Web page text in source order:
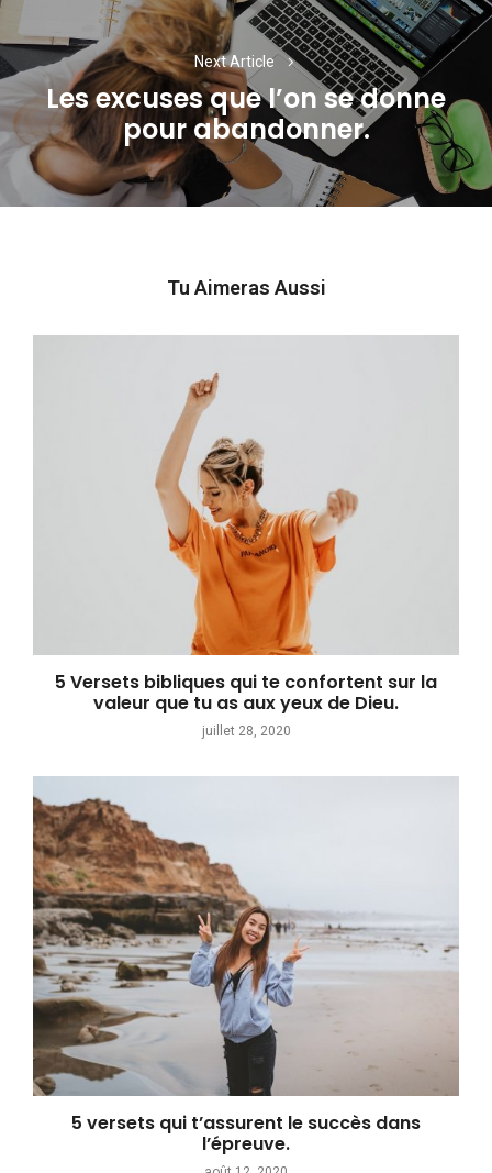
Next Article
Next
post:
Les excuses que l’on se donne
pour abandonner.
Tu Aimeras Aussi
5 Versets bibliques qui te confortent sur la
valeur que tu as aux yeux de Dieu.
juillet 28, 2020
5 versets qui t’assurent le succès dans
l’épreuve.